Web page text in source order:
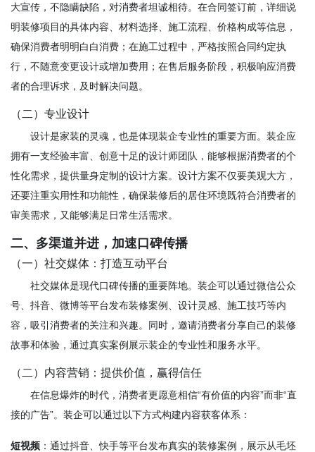
大宣传，不隐瞒缺陷，对消费者坦诚相待。在合同签订前，详细说
明装修项目的具体内容、材料选择、施工流程、价格构成等信息，
确保消费者明明白白消费；在施工过程中，严格按照合同约定执
行，不随意变更设计或增加费用；在售后服务阶段，积极响应消费
者的合理诉求，及时解决问题。
（二）专业设计
设计是家装的灵魂，也是体现装企专业性的重要方面。装企应
拥有一支经验丰富、创意十足的设计师团队，能够根据消费者的个
性化需求，提供量身定制的设计方案。设计方案不仅要美观大方，
还要注重实用性和功能性，确保装修后的居住环境既符合消费者的
审美需求，又能够满足日常生活需求。
二、多渠道并进，加速口碑传播
（一）社交媒体：打造互动平台
社交媒体是现代口碑传播的重要阵地。 装企可以通过微信公众
号、抖音、微博等平台发布装修案例、设计灵感、施工技巧等内
容，吸引消费者的关注和兴趣。同时，邀请消费者分享自己的装修
故事和体验，通过真实案例展示装企的专业性和服务水平。
（二）内容营销：提供价值，赢得信任
在信息爆炸的时代，消费者更愿意相信“有价值的内容”而非“直
接的广告”。装企可以通过以下方式构建内容获客体系：
短视频 ：通过抖音、快手等平台发布真实的装修案例，展示从毛坯